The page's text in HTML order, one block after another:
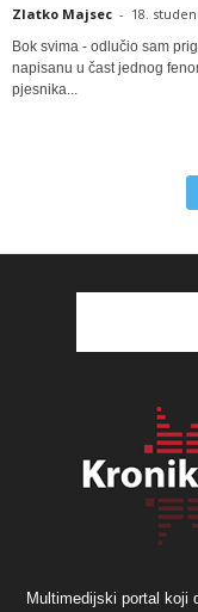
Zlatko Majsec - 18.
Bok svima - odlučio sam
napisanu u čast jednog
pjesnika...
Multimedijski portal koji